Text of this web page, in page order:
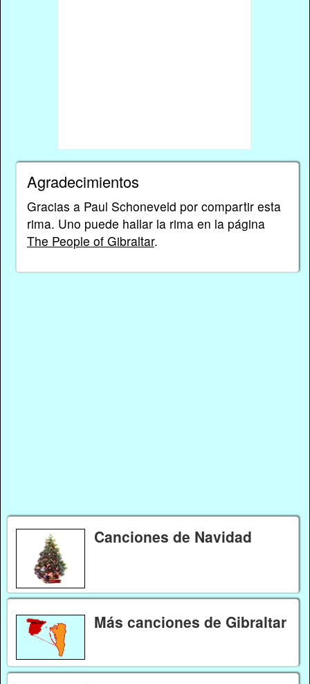
Agradecimientos
Gracias a Paul Schoneveld por compartir esta
rima. Uno puede hallar la rima en la página
The People of Gibraltar.
Canciones de Navidad
Más canciones de Gibraltar